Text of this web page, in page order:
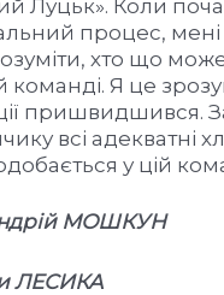
Луцьк». Коли
процес,
хто що
команді. Я це
пришвидшився.
всі адекватні
у цій
МОШКУН
ЛЕСИКА